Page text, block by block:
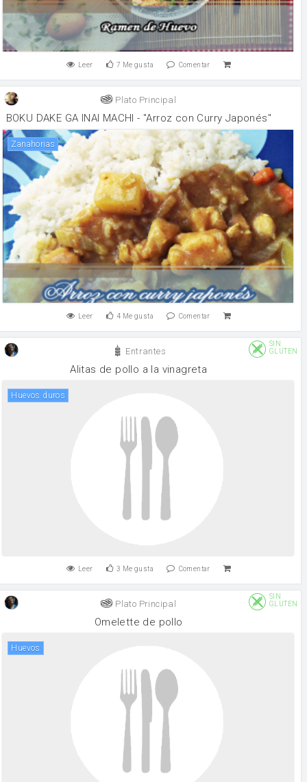
Leer 7 Me gusta Comentar
Plato Principal
BOKU DAKE GA INAI MACHI - "Arroz con Curry Japonés"
zanahorias
Leer 4 Me gusta Comentar
Entrantes
SIN
GLUTEN
Alitas de pollo a la vinagreta
Huevos duros
Leer 3 Me gusta Comentar
Plato Principal
SIN
GLUTEN
Omelette de pollo
huevos